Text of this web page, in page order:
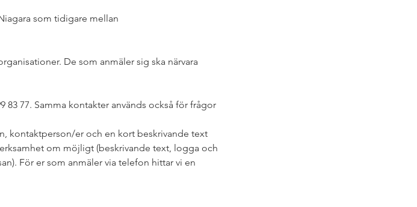
som tidigare mellan
De som anmäler sig ska närvara
83 77. Samma kontakter används också för frågor
kontaktperson/er och en kort beskrivande text
om möjligt (beskrivande text, logga och
För er som anmäler via telefon hittar vi en